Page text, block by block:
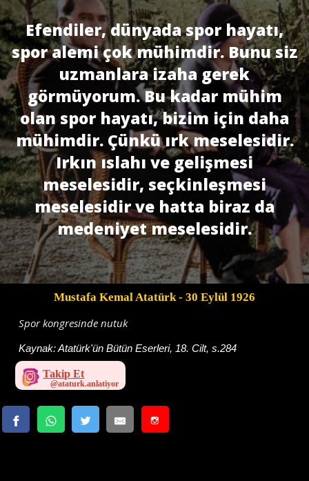
Efendiler, dünyada spor hayatı,
spor alemi çok mühimdir. Bunu siz
uzmanlara izaha gerek
görmüyorum. Bu kadar mühim
olan spor hayatı, bizim için daha
mü­himdir. Çünkü ırk meselesidir.
Irkın ıslahı ve gelişmesi
meselesidir, seçkinleşmesi
meselesidir ve hatta biraz da
medeniyet meselesidir.
Mustafa Kemal Atatürk- 30 Eylül 1926
Spor kongresinde nutuk
Kaynak:Atatürk'ün Bütün Eserleri, 18. Cilt, s.284
Takip Et